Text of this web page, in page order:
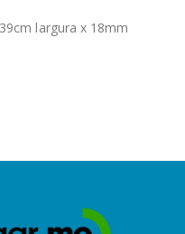
largura x 18mm